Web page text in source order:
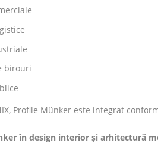
birouri
Profile Münker este integrat
în design interior și arhitectură